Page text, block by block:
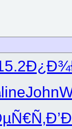
lineJohn